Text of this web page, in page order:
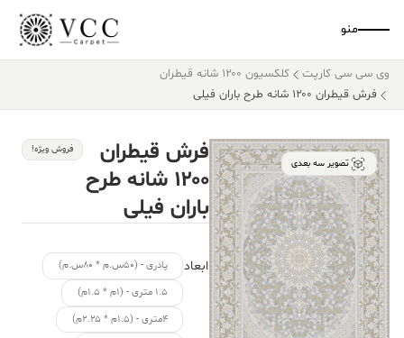
منو
وی سی سی کارپت
کلکسیون ۱۲۰۰ شانه قیطران
فرش قیطران ۱۲۰۰ شانه طرح باران فیلی
تصویر سه بعدی
فرش قیطران
۱۲۰۰ شانه طرح
باران فیلی
فروش ویژه!
ابعاد
پادری - (۵۰س.م * ۸۰س.م)
۱.۵ متری - (۱م * ۱.۵م)
۴متری - (۱.۵م * ۲.۲۵م)